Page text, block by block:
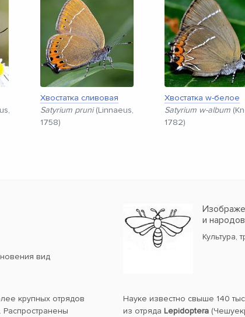
Хвостатка сливовая
Satyrium pruni(Linnaeus,
1758)
Хвостатка w-белое
Satyrium w-album
1782)
вид
и
Культура,
крупных отрядов
Науке известно свыше 140
из отряда Lepidoptera